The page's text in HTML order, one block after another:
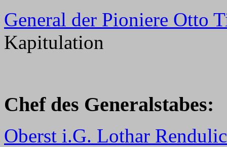
General der Pioniere Otto
Kapitulation
Chef des Generalstabes:
Oberst i.G. Lothar Rendulic